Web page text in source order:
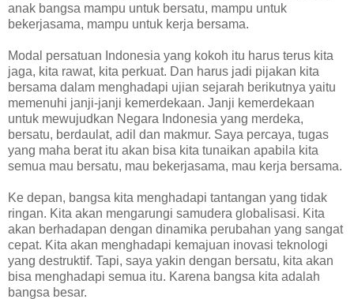
anak bangsa mampu untuk bersatu, mampu untuk
bekerjasama, mampu untuk kerja bersama.
Modal persatuan Indonesia yang kokoh itu harus terus kita
jaga, kita rawat, kita perkuat. Dan harus jadi pijakan kita
bersama dalam menghadapi ujian sejarah berikutnya yaitu
memenuhi janji-janji kemerdekaan. Janji kemerdekaan
untuk mewujudkan Negara Indonesia yang merdeka,
bersatu, berdaulat, adil dan makmur. Saya percaya, tugas
yang maha berat itu akan bisa kita tunaikan apabila kita
semua mau bersatu, mau bekerjasama, mau kerja bersama.
Ke depan, bangsa kita menghadapi tantangan yang tidak
ringan. Kita akan mengarungi samudera globalisasi. Kita
akan berhadapan dengan dinamika perubahan yang sangat
cepat. Kita akan menghadapi kemajuan inovasi teknologi
yang destruktif. Tapi, saya yakin dengan bersatu, kita akan
bisa menghadapi semua itu. Karena bangsa kita adalah
bangsa besar.